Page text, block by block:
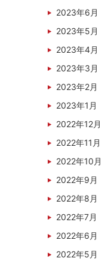
2023年6月
2023年5月
2023年4月
2023年3月
2023年2月
2023年1月
2022年12月
2022年11月
2022年10月
2022年9月
2022年8月
2022年7月
2022年6月
2022年5月